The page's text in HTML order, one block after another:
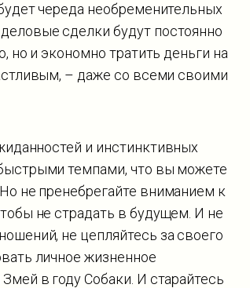
череда необременительных
сделки будут постоянно
но и экономно тратить деньги на
– даже со всеми своими
и инстинктивных
темпами, что вы можете
не пренебрегайте вниманием к
не страдать в будущем. И не
не цепляйтесь за своего
личное жизненное
в году Собаки. И старайтесь